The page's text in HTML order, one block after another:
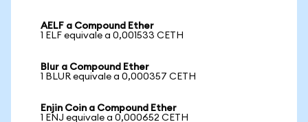
AELF a Compound Ether
1 ELF equivale a 0,001533 CETH
Blur a Compound Ether
1 BLUR equivale a 0,000357 CETH
Enjin Coin a Compound Ether
1 ENJ equivale a 0,000652 CETH